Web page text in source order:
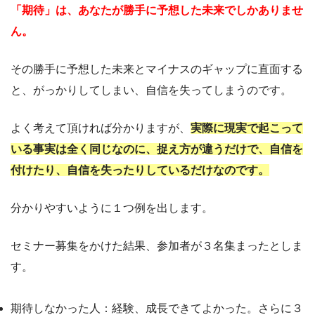
「期待」は、あなたが勝手に予想した未来でしかありませ
ん。
その勝手に予想した未来とマイナスのギャップに直面する
と、がっかりしてしまい、自信を失ってしまうのです。
よく考えて頂ければ分かりますが、 実際に現実で起こって
いる事実は全く同じなのに、捉え方が違うだけで、自信を
付けたり、自信を失ったりしているだけなのです。
分かりやすいように１つ例を出します。
セミナー募集をかけた結果、参加者が３名集まったとしま
す。
期待しなかった人：経験、成長できてよかった。さらに３